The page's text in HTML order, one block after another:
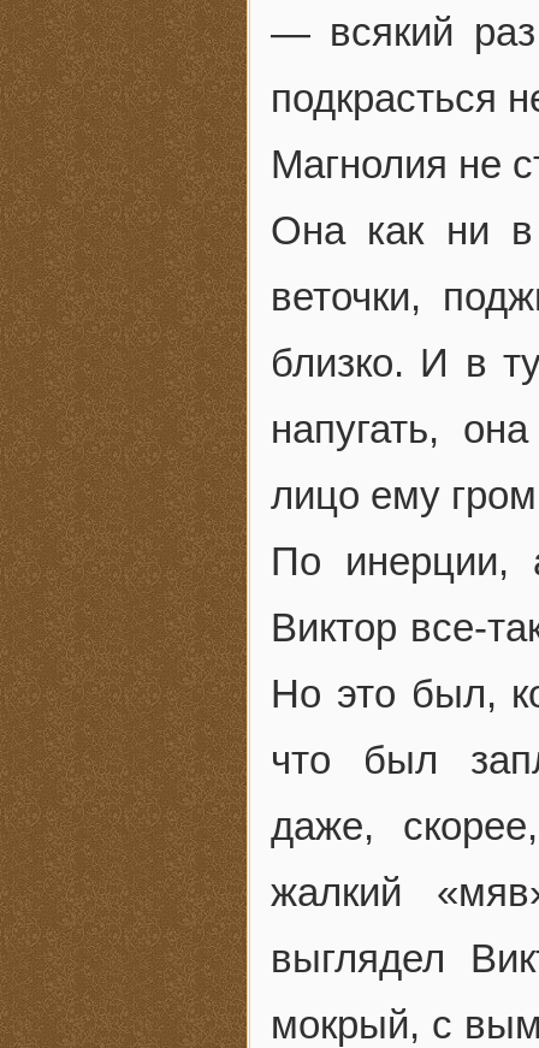
— всякий
подкрасться
Магнолия не
Она как ни
веточки,
близко. И в
напугать,
лицо ему
По инерции,
Виктор все-
Но это был,
что был
даже,
жалкий
выглядел
мокрый, с